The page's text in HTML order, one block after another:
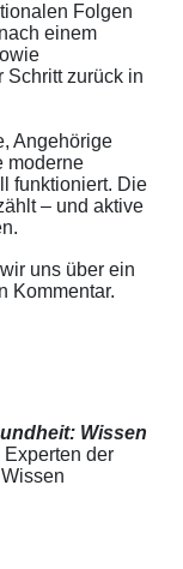
Folgen
einem
Schritt zurück in
Angehörige
moderne
funktioniert. Die
– und aktive
uns über ein
Kommentar.
Wissen
der